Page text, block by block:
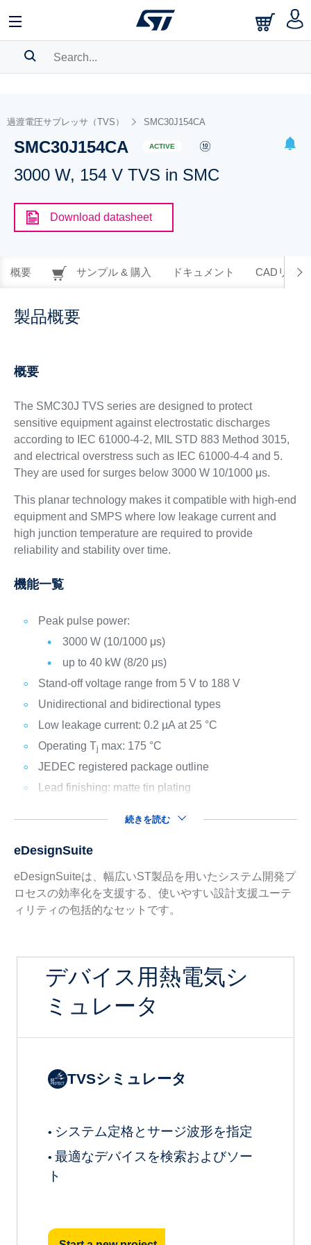
BOOKMARK
Pleaselog into show your saved searches.
過渡電圧サプレッサ（TVS） SMC30J154CA
SMC30J154CA ACTIVE
3000 W, 154 V TVS in SMC
Download datasheet
概要 サンプル & 購入 ドキュメント CADリソー
製品概要
概要
The SMC30J TVS series are designed to protect
sensitive equipment against electrostatic discharges
according to IEC 61000-4-2, MIL STD 883 Method 3015,
and electrical overstress such as IEC 61000-4-4 and 5.
They are used for surges below 3000 W 10/1000 μs.
This planar technology makes it compatible with high-end
equipment and SMPS where low leakage current and
high junction temperature are required to provide
reliability and stability over time.
機能一覧
Peak pulse power:
3000 W (10/1000 μs)
up to 40 kW (8/20 μs)
Stand-off voltage range from 5 V to 188 V
Unidirectional and bidirectional types
Low leakage current: 0.2 µA at 25 °C
Operating Tj max: 175 °C
JEDEC registered package outline
Lead finishing: matte tin plating
続きを読む
eDesignSuite
eDesignSuiteは、幅広いST製品を用いたシステム開発プ
ロセスの効率化を支援する、使いやすい設計支援ユーテ
ィリティの包括的なセットです。
デバイス用熱電気シ
ミュレータ
TVSシミュレータ
• システム定格とサージ波形を指定
• 最適なデバイスを検索およびソー
ト